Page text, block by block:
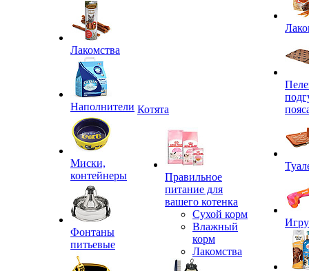
Лакомства
Наполнители
Миски,
контейнеры
Фонтаны
питьевые
Котята
Правильное
питание для
вашего котенка
Сухой корм
Влажный
корм
Лакомства